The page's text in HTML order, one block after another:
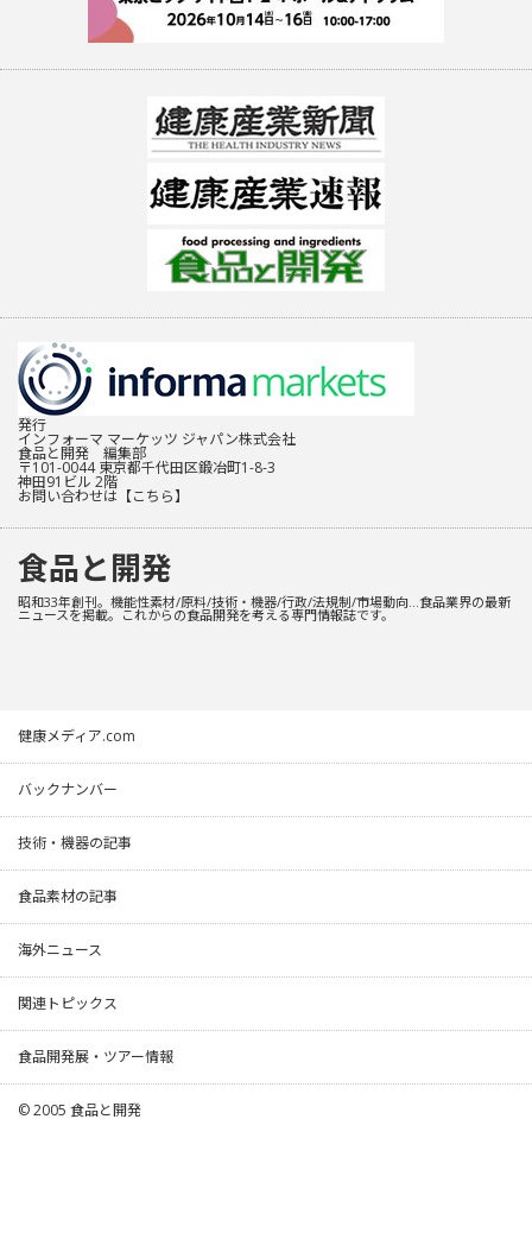
発行
インフォーマ マーケッツ ジャパン株式会社
食品と開発 編集部
〒101-0044 東京都千代田区鍛冶町1-8-3
神田91ビル 2階
お問い合わせは 【こちら】
食品と開発
昭和33年創刊。機能性素材/原料/技術・機器/行政/法規制/市場動向…食品業界の最新
ニュースを掲載。これからの食品開発を考える専門情報誌です。
健康メディア.com
バックナンバー
技術・機器の記事
食品素材の記事
海外ニュース
関連トピックス
食品開発展・ツアー情報
© 2005 食品と開発